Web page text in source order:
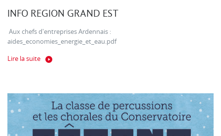
INFO REGION GRAND EST
Aux chefs d'entreprises Ardennais :
aides_economies_energie_et_eau.pdf
Lire la suite